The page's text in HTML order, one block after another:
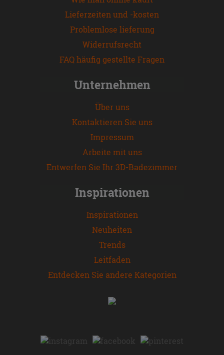
Lieferzeiten und -kosten
Problemlose lieferung
Widerrufsrecht
FAQ häufig gestellte Fragen
Unternehmen
Über uns
Kontaktieren Sie uns
Impressum
Arbeite mit uns
Entwerfen Sie Ihr 3D-Badezimmer
Inspirationen
Inspirationen
Neuheiten
Trends
Leitfaden
Entdecken Sie andere Kategorien